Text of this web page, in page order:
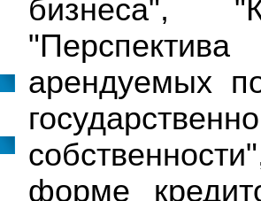
бизнеса",
арендуемых
форме